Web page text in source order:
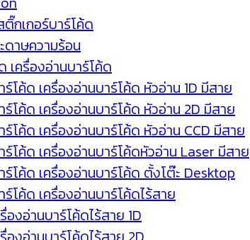
กเกอร์บาร์โค้ด
ดาษความร้อน
เครื่องอ่านบาร์โค้ด
โค้ด เครื่องอ่านบาร์โค้ด หัวอ่าน 1D มีสาย
ร์โค้ด เครื่องอ่านบาร์โค้ด หัวอ่าน 2D มีสาย
โค้ด เครื่องอ่านบาร์โค้ด หัวอ่าน CCD มีสาย
ร์โค้ด เครื่องอ่านบาร์โค้ดหัวอ่าน Laser มีสาย
ร์โค้ด เครื่องอ่านบาร์โค้ด ตั้งโต๊ะ Desktop
โค้ด เครื่องอ่านบาร์โค้ดไร้สาย
องอ่านบาร์โค้ดไร้สาย 1D